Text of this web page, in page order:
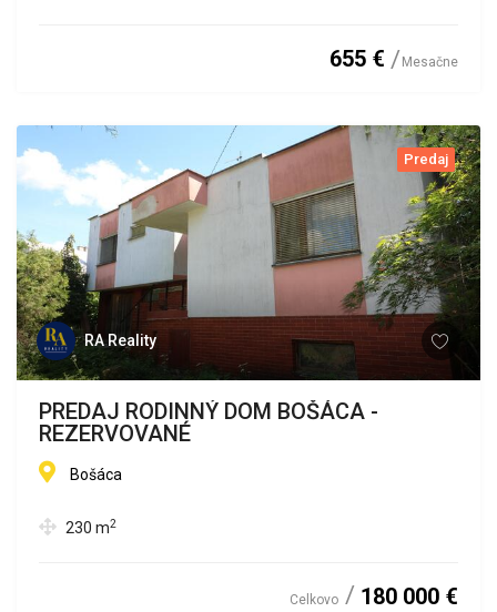
655 € Mesačne
Predaj
RA Reality
PREDAJ RODINNÝ DOM BOŠÁCA -
REZERVOVANÉ
Bošáca
230 m2
Celkovo 180 000 €